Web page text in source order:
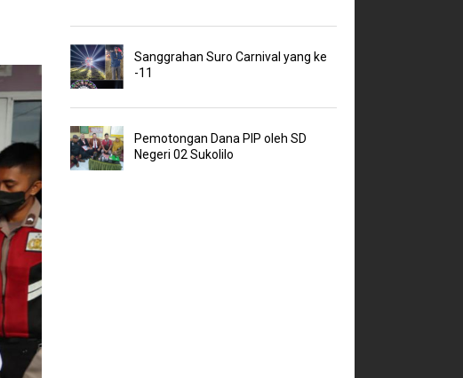
Sanggrahan Suro Carnival yang ke
-11
Pemotongan Dana PIP oleh SD
Negeri 02 Sukolilo